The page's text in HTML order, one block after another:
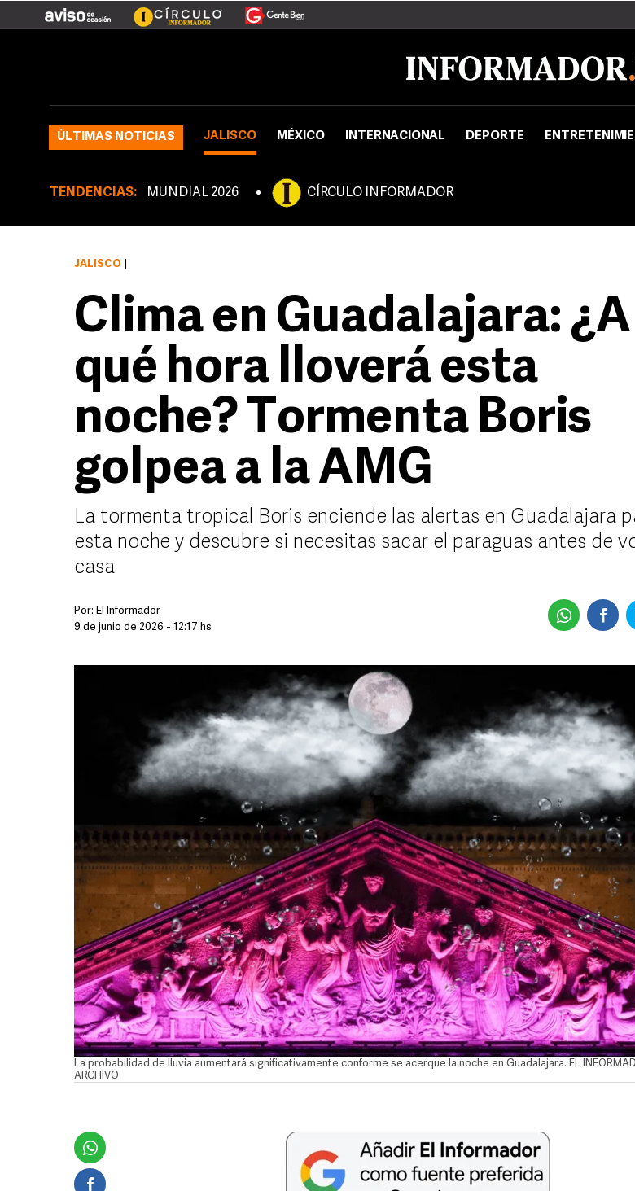
ÚLTIMAS NOTICIAS JALISCO MÉXICO INTERNACIONAL DEPORTE
TENDENCIAS: MUNDIAL 2026 CÍRCULO INFORMADOR
JALISCO
Clima en Guadalajara: ¿A
qué hora lloverá esta
noche? Tormenta Boris
golpea a la AMG
La tormenta tropical Boris enciende las alertas en Guadalajara
esta noche y descubre si necesitas sacar el paraguas antes de
casa
Por: El Informador
9 de junio de 2026 - 12:17 hs
La probabilidad de lluvia aumentará significativamente conforme se acerque la noche en Guadalajara. EL
ARCHIVO